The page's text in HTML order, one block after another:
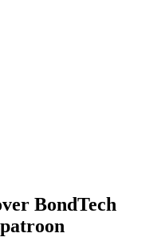
BondTech